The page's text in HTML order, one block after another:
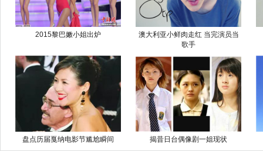
2015黎巴嫩小姐出炉
澳大利亚小鲜肉走红 当完演员当
歌手
盘点历届戛纳电影节尴尬瞬间 揭昔日台偶像剧一姐现状